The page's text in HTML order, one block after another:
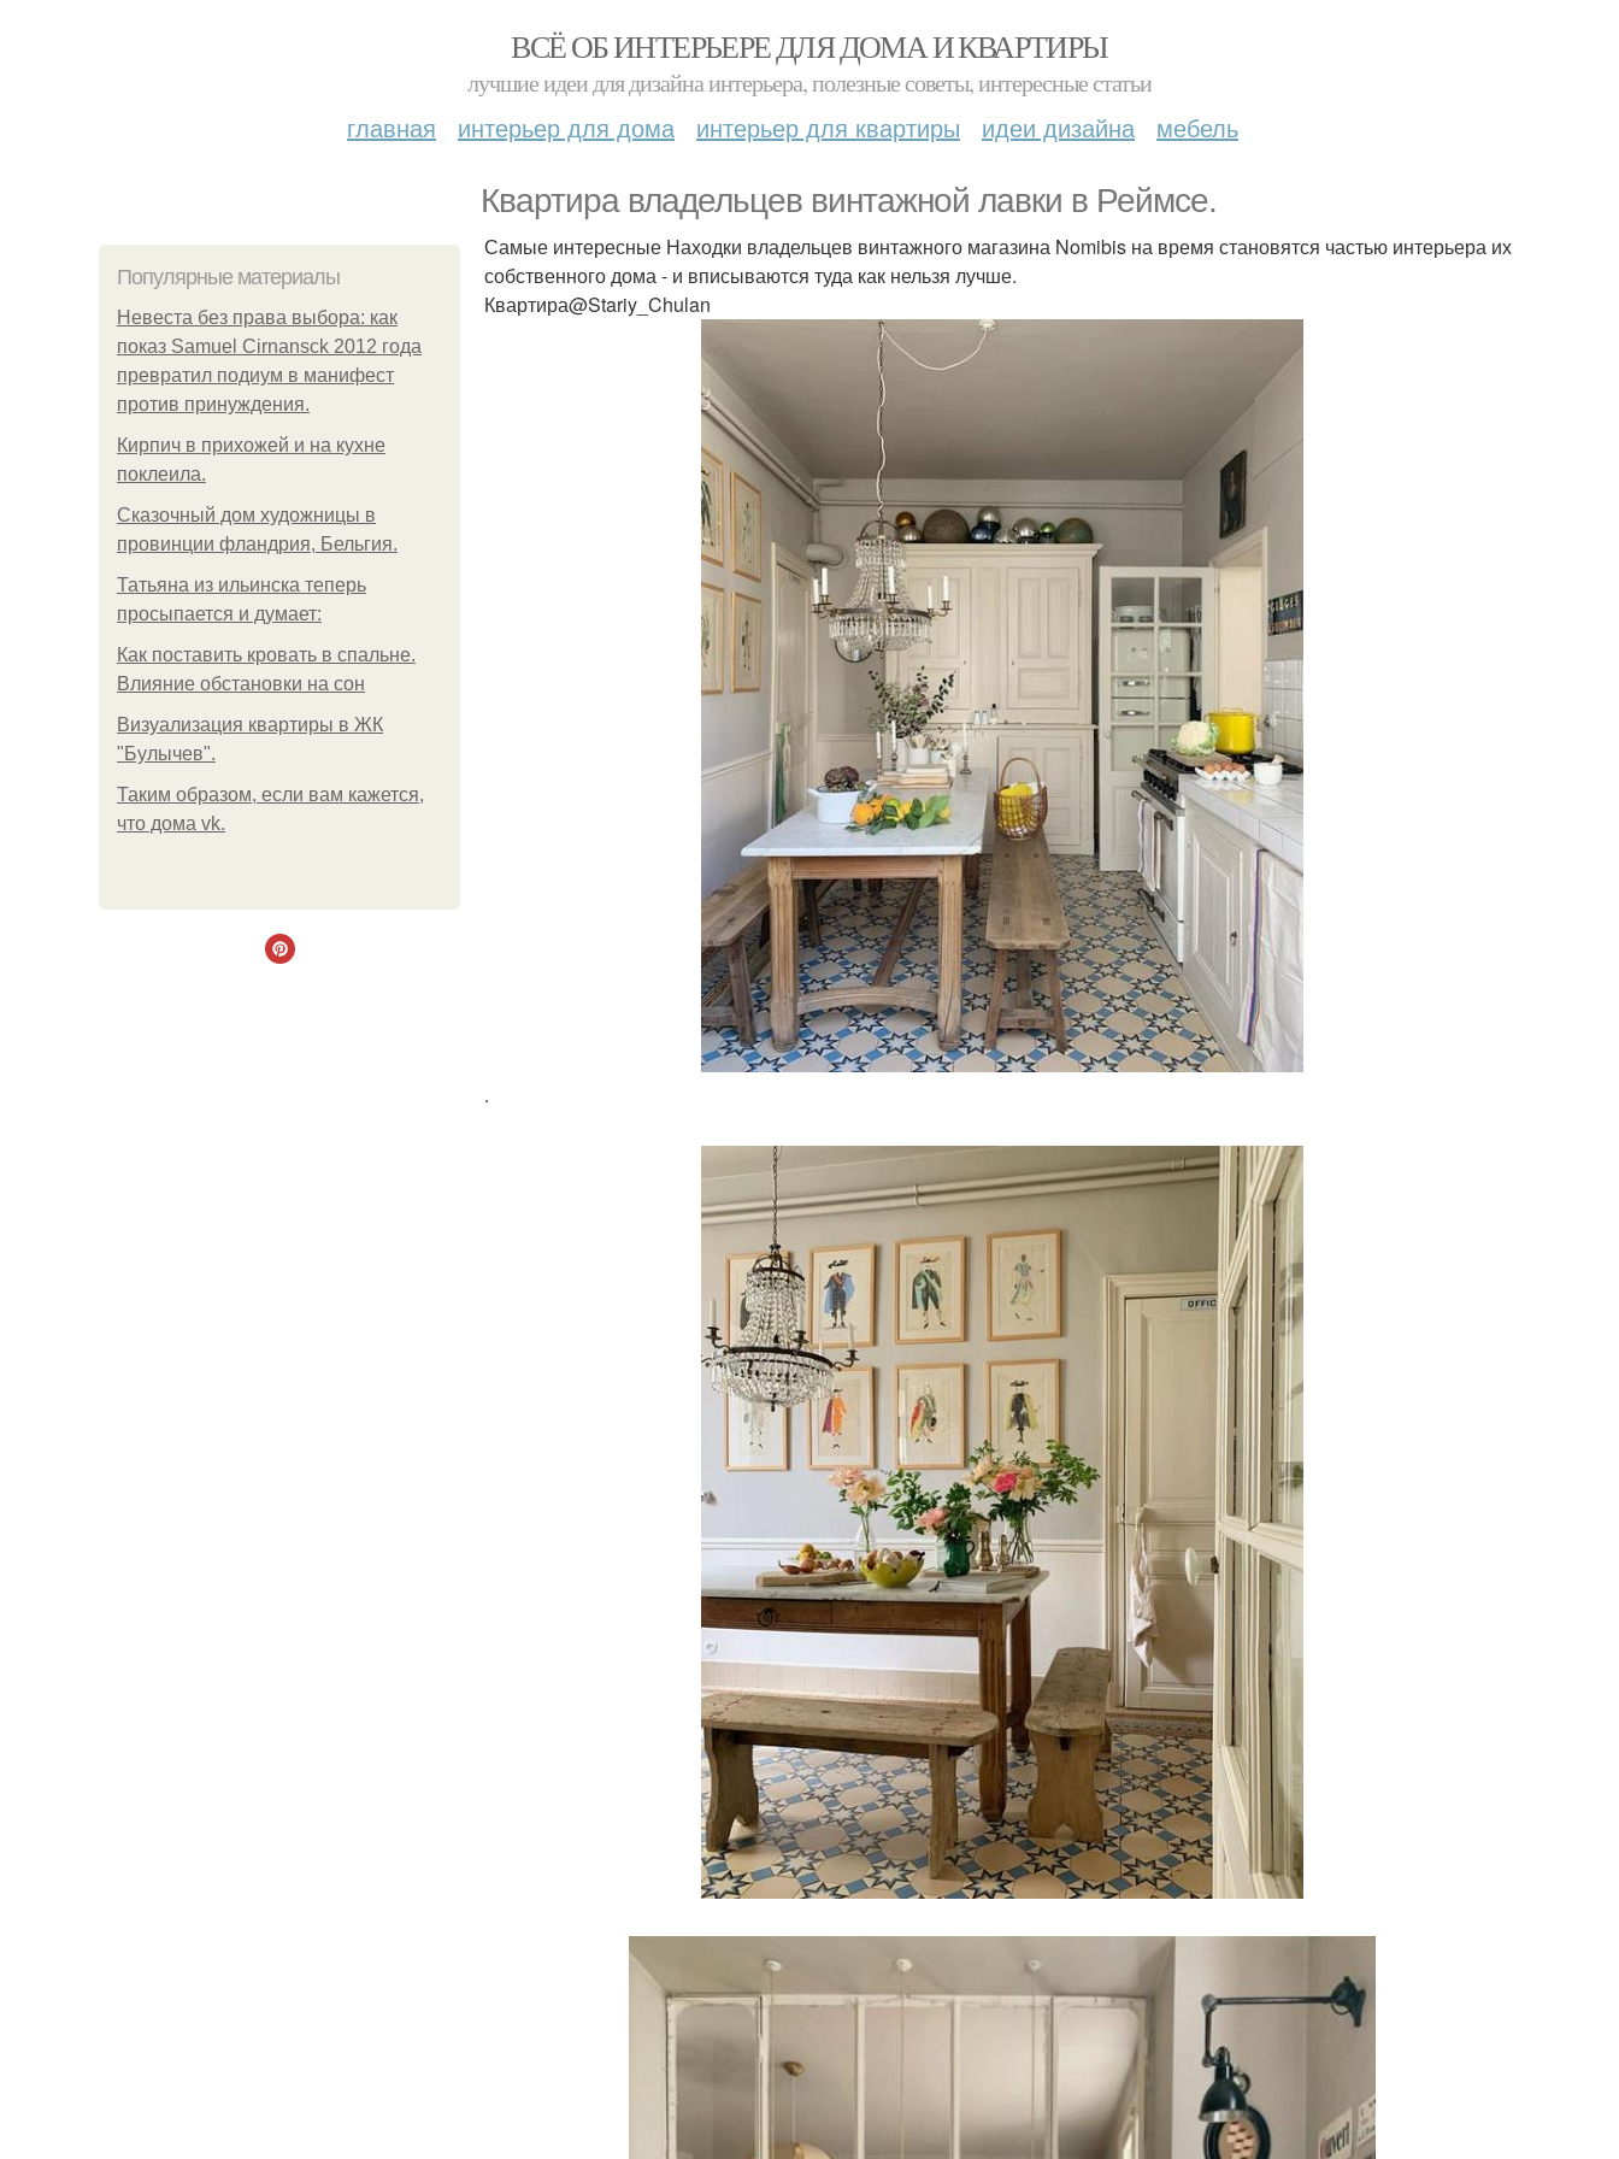
ВСЁ ОБ ИНТЕРЬЕРЕ ДЛЯ ДОМА И КВАРТИРЫ
лучшие идеи для дизайна интерьера, полезные советы, интересные статьи
главная интерьер для дома интерьер для квартиры идеи дизайна мебель
Квартира владельцев винтажной лавки в Реймсе.
Популярные материалы
Невеста без права выбора: как
показ Samuel Cirnansck 2012 года
превратил подиум в манифест
против принуждения.
Кирпич в прихожей и на кухне
поклеила.
Сказочный дом художницы в
провинции фландрия, Бельгия.
Татьяна из ильинска теперь
просыпается и думает:
Как поставить кровать в спальне.
Влияние обстановки на сон
Визуализация квартиры в ЖК
"Булычев".
Таким образом, если вам кажется,
что дома vk.
Самые интересные Находки владельцев винтажного магазина Nomibis на время становятся частью интерьера их
собственного дома - и вписываются туда как нельзя лучше.
Квартира@Stariy_Chulan
.